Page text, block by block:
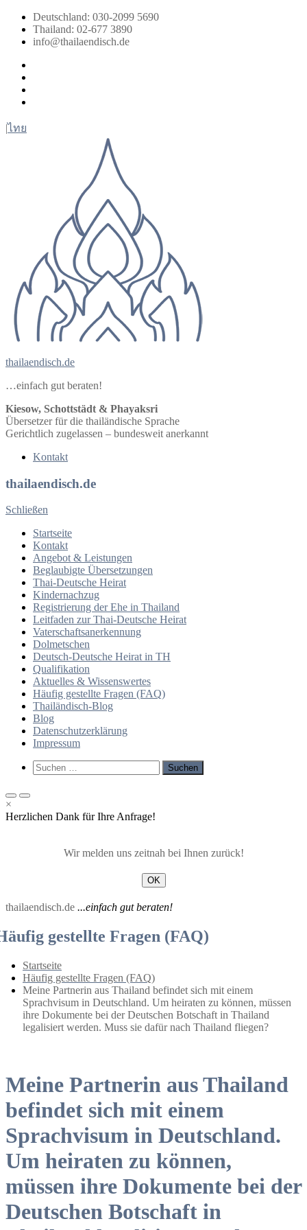
Zum
Inhalt
springen
Deutschland: 030-2099 5690
Thailand: 02-677 3890
info@thailaendisch.de
|ไทย
thailaendisch.de
…einfach gut beraten!
Kiesow, Schottstädt & Phayaksri
Übersetzer für die thailändische Sprache
Gerichtlich zugelassen – bundesweit anerkannt
Kontakt
thailaendisch.de
Schließen
Startseite
Kontakt
Angebot & Leistungen
Beglaubigte Übersetzungen
Thai-Deutsche Heirat
Kindernachzug
Registrierung der Ehe in Thailand
Leitfaden zur Thai-Deutsche Heirat
Vaterschaftsanerkennung
Dolmetschen
Deutsch-Deutsche Heirat in TH
Qualifikation
Aktuelles & Wissenswertes
Häufig gestellte Fragen (FAQ)
Thailändisch-Blog
Blog
Datenschutzerklärung
Impressum
Such-
Formular
Suchen
nach:
Primäres
Menü
für
Primäres
Menü
für
×
Herzlichen Dank für Ihre Anfrage!
Wir melden uns zeitnah bei Ihnen zurück!
OK
thailaendisch.de ...einfach gut beraten!
gestellte Fragen (FAQ)
Startseite
Häufig gestellte Fragen (FAQ)
Meine Partnerin aus Thailand befindet sich mit einem
Sprachvisum in Deutschland. Um heiraten zu können, müssen
ihre Dokumente bei der Deutschen Botschaft in Thailand
legalisiert werden. Muss sie dafür nach Thailand fliegen?
Meine Partnerin aus Thailand
befindet sich mit einem
Sprachvisum in Deutschland.
Um heiraten zu können,
müssen ihre Dokumente bei der
Deutschen Botschaft in